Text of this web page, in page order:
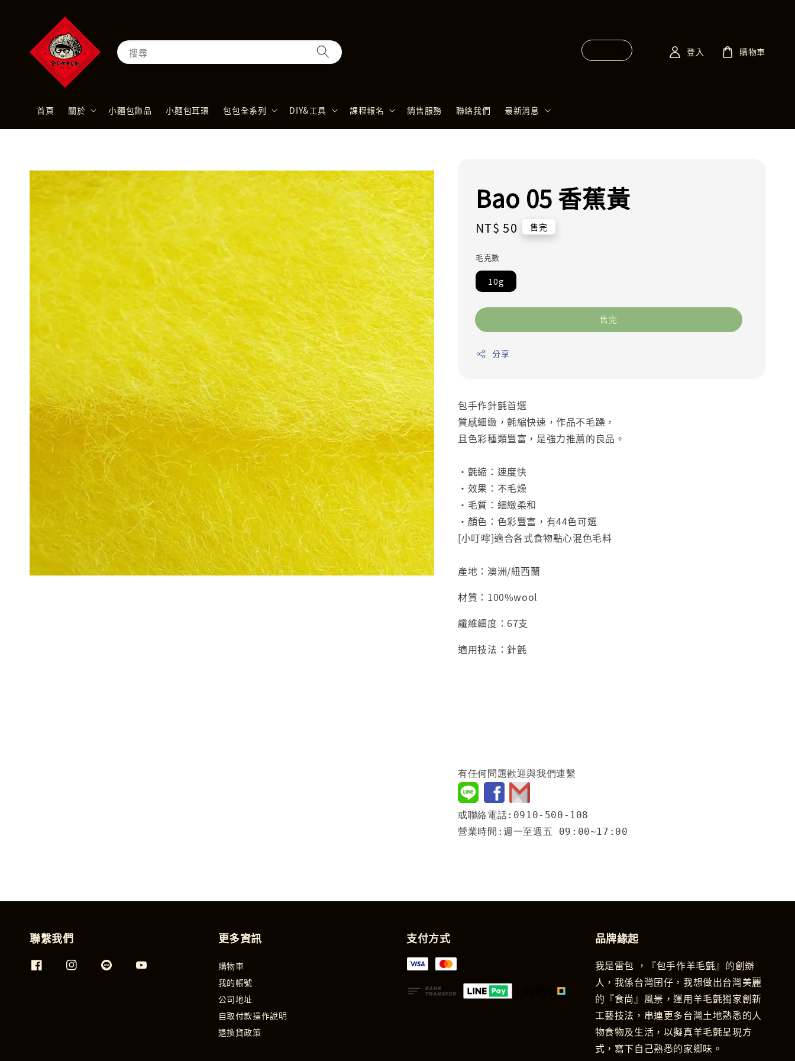
搜尋
首頁 關於 小麵包飾品 小麵包耳環 包包全系列 DIY&工具 課程報名 銷售服務 聯絡我們 最新消息
登入 購物車
Bao 05 香蕉黃
Regular
NT$ 50 售完
毛克數
10g
售完
分享
包手作針氈首選
質感細緻，氈縮快速，作品不毛躁，
且色彩種類豐富，是強力推薦的良品。
•氈縮：速度快
•效果：不毛燥
•毛質：細緻柔和
•顏色：色彩豐富，有44色可選
[小叮嚀]適合各式食物點心混色毛料
產地：澳洲/紐西蘭
材質：100%wool
纖維細度：67支
適用技法：針氈
有任何問題歡迎與我們連繫
或聯絡電話:0910-500-108
營業時間:週一至週五 09:00~17:00
聯繫我們 更多資訊
購物車
我的帳號
公司地址
自取付款操作說明
退換貨政策
支付方式 品牌緣起
我是雷包 ，『包手作羊毛氈』的創辦
人，我係台灣囝仔，我想做出台灣美麗
的『食尚』風景，運用羊毛氈獨家創新
工藝技法，串連更多台灣土地熟悉的人
物食物及生活，以擬真羊毛氈呈現方
式，寫下自己熟悉的家鄉味。